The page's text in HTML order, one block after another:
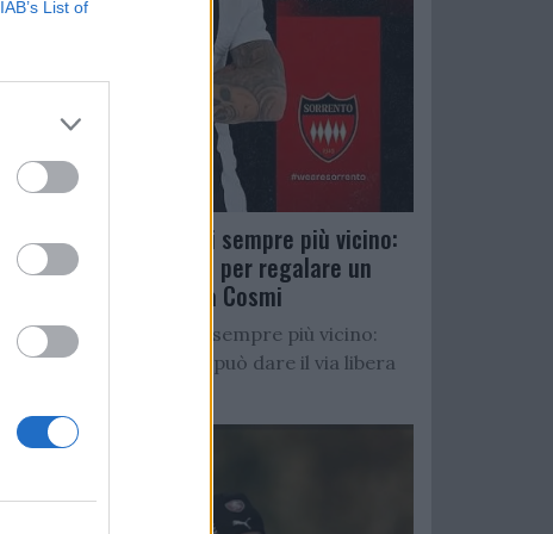
IAB’s List of
Salernitana, D’Ursi sempre più vicino:
Faggiano accelera per regalare un
altro attaccante a Cosmi
Salernitana, D’Ursi sempre più vicino:
Starita al Sorrento può dare il via libera